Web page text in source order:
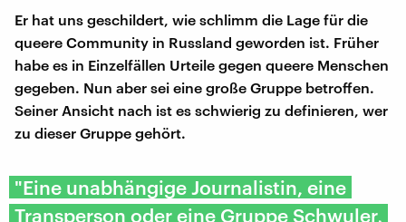
Er hat uns geschildert, wie schlimm die Lage für die
queere Community in Russland geworden ist. Früher
habe es in Einzelfällen Urteile gegen queere Menschen
gegeben. Nun aber sei eine große Gruppe betroffen.
Seiner Ansicht nach ist es schwierig zu definieren, wer
zu dieser Gruppe gehört.
"Eine unabhängige Journalistin, eine
Transperson oder eine Gruppe Schwuler,